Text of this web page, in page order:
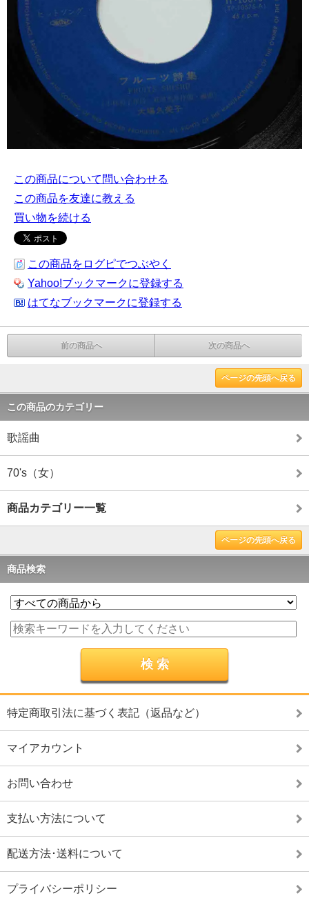
この商品について問い合わせる
この商品を友達に教える
買い物を続ける
この商品をログピでつぶやく
Yahoo!ブックマークに登録する
はてなブックマークに登録する
前の商品へ 次の商品へ
ページの先頭へ戻る
この商品のカテゴリー
歌謡曲
70's（女）
商品カテゴリー一覧
ページの先頭へ戻る
商品検索
特定商取引法に基づく表記（返品など）
マイアカウント
お問い合わせ
支払い方法について
配送方法･送料について
プライバシーポリシー